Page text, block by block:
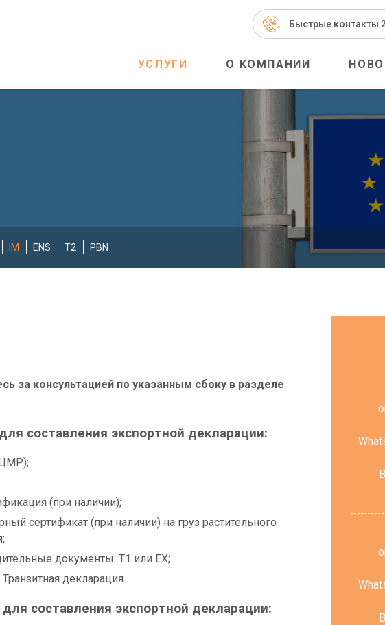
Быстрые контакты
УСЛУГИ О КОМПАНИИ
IM ENS T2 PBN
за консультацией по указанным сбоку в разделе
составления экспортной декларации:
(при наличии);
сертификат (при наличии) на груз растительного
документы: T1 или EX;
декларация.
составления экспортной декларации: